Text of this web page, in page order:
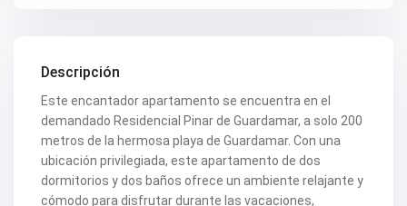
Descripción
Este encantador apartamento se encuentra en el
demandado Residencial Pinar de Guardamar, a solo 200
metros de la hermosa playa de Guardamar. Con una
ubicación privilegiada, este apartamento de dos
dormitorios y dos baños ofrece un ambiente relajante y
cómodo para disfrutar durante las vacaciones,